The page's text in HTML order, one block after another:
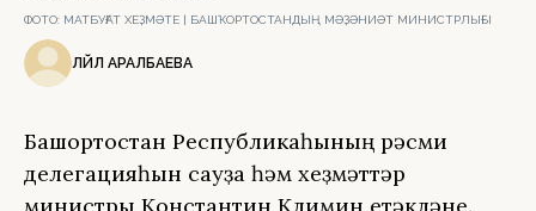
ФОТО: МАТБУҒАТ ХЕҘМӘТЕ | БАШҠОРТОСТАНДЫҢ МӘҘӘНИӘТ МИНИСТРЛЫҒЫ
ЛӘЙЛӘ АРАЛБАЕВА
Башҡортостан Республикаһының рәсми
делегацияһын сауҙа һәм хеҙмәттәр